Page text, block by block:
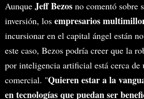
Aunque Jeff Bezos no comentó sobre
inversión, los empresarios
incursionar en el capital ángel están
este caso, Bezos podría creer que la
por inteligencia artificial está cerca de
comercial. "Quieren estar a la
en tecnologías que puedan ser